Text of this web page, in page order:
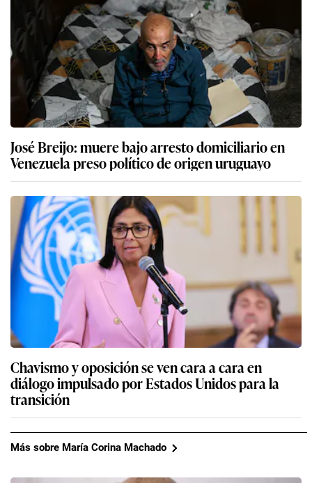
José Breijo: muere bajo arresto domiciliario en
Venezuela preso político de origen uruguayo
Chavismo y oposición se ven cara a cara en
diálogo impulsado por Estados Unidos para la
transición
Más sobre María Corina Machado